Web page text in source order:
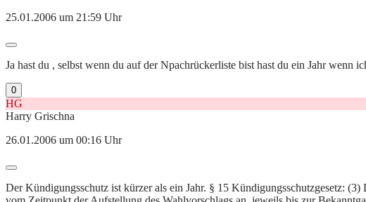
25.01.2006 um 21:59 Uhr
Ja hast du , selbst wenn du auf der Npachrückerliste bist hast du ein Jahr
0
HG
Harry Grischna
26.01.2006 um 00:16 Uhr
Der Kündigungsschutz ist kürzer als ein Jahr. § 15 Kündigungsschutzgesetz: